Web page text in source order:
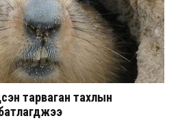
тарваган тахлын